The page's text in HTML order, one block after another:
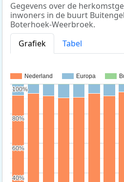
Gegevens over de
inwoners in de buurt
Boterhoek-Weerbroek.
Grafiek
Tabel
Nederland Europa
40%
40%
60%
60%
80%
80%
100%
100%